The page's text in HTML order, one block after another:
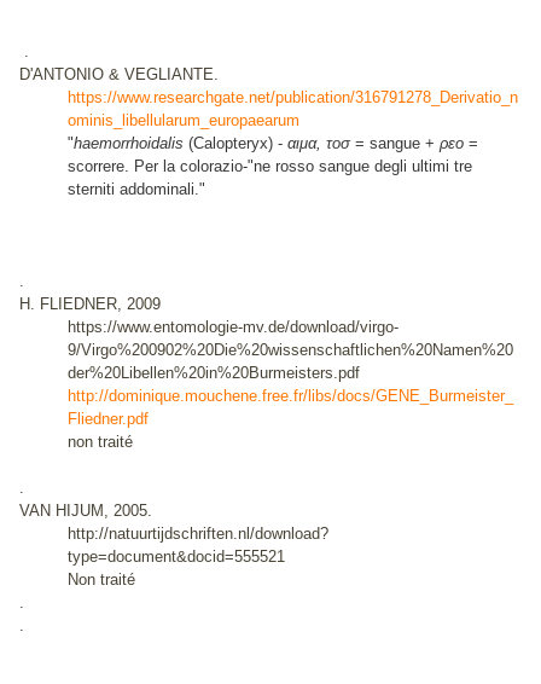
.
D'ANTONIO & VEGLIANTE.
https://www.researchgate.net/publication/316791278_Derivatio_n
ominis_libellularum_europaearum
"haemorrhoidalis (Calopteryx) - αιμα, τοσ= sangue + ρεο =
scorrere. Per la colorazio-"ne rosso sangue degli ultimi tre
sterniti addominali."
.
H. FLIEDNER, 2009
https://www.entomologie-mv.de/download/virgo-
9/Virgo%200902%20Die%20wissenschaftlichen%20Namen%20
der%20Libellen%20in%20Burmeisters.pdf
http://dominique.mouchene.free.fr/libs/docs/GENE_Burmeister_
Fliedner.pdf
non traité
.
VAN HIJUM, 2005.
http://natuurtijdschriften.nl/download?
type=document&docid=555521
Non traité
.
.